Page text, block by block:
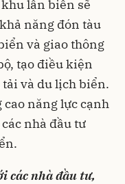
lấn biển sẽ
năng đón tàu
và giao thông
tạo điều kiện
và du lịch biển.
năng lực cạnh
nhà đầu tư
các nhà đầu tư,